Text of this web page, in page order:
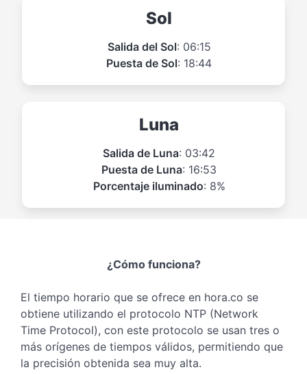
Sol
Salida del Sol: 06:15
Puesta de Sol: 18:44
Luna
Salida de Luna: 03:42
Puesta de Luna: 16:53
Porcentaje iluminado: 8%
¿Cómo funciona?
El tiempo horario que se ofrece en hora.co se
obtiene utilizando el protocolo NTP (Network
Time Protocol), con este protocolo se usan tres o
más orígenes de tiempos válidos, permitiendo que
la precisión obtenida sea muy alta.